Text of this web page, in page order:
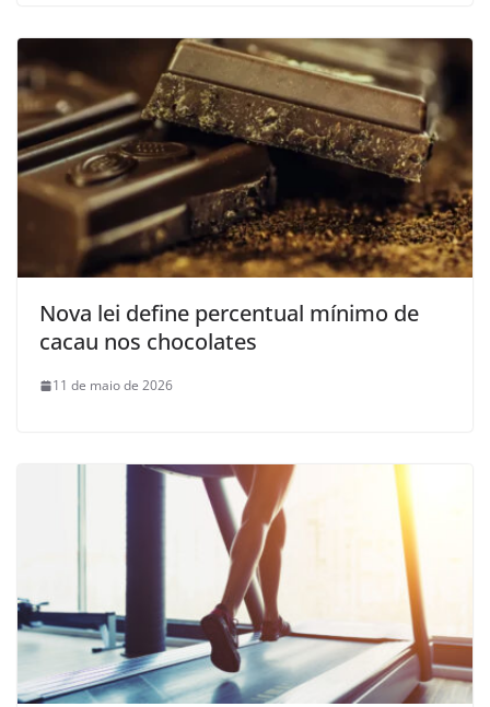
Nova lei define percentual mínimo de
cacau nos chocolates
11 de maio de 2026